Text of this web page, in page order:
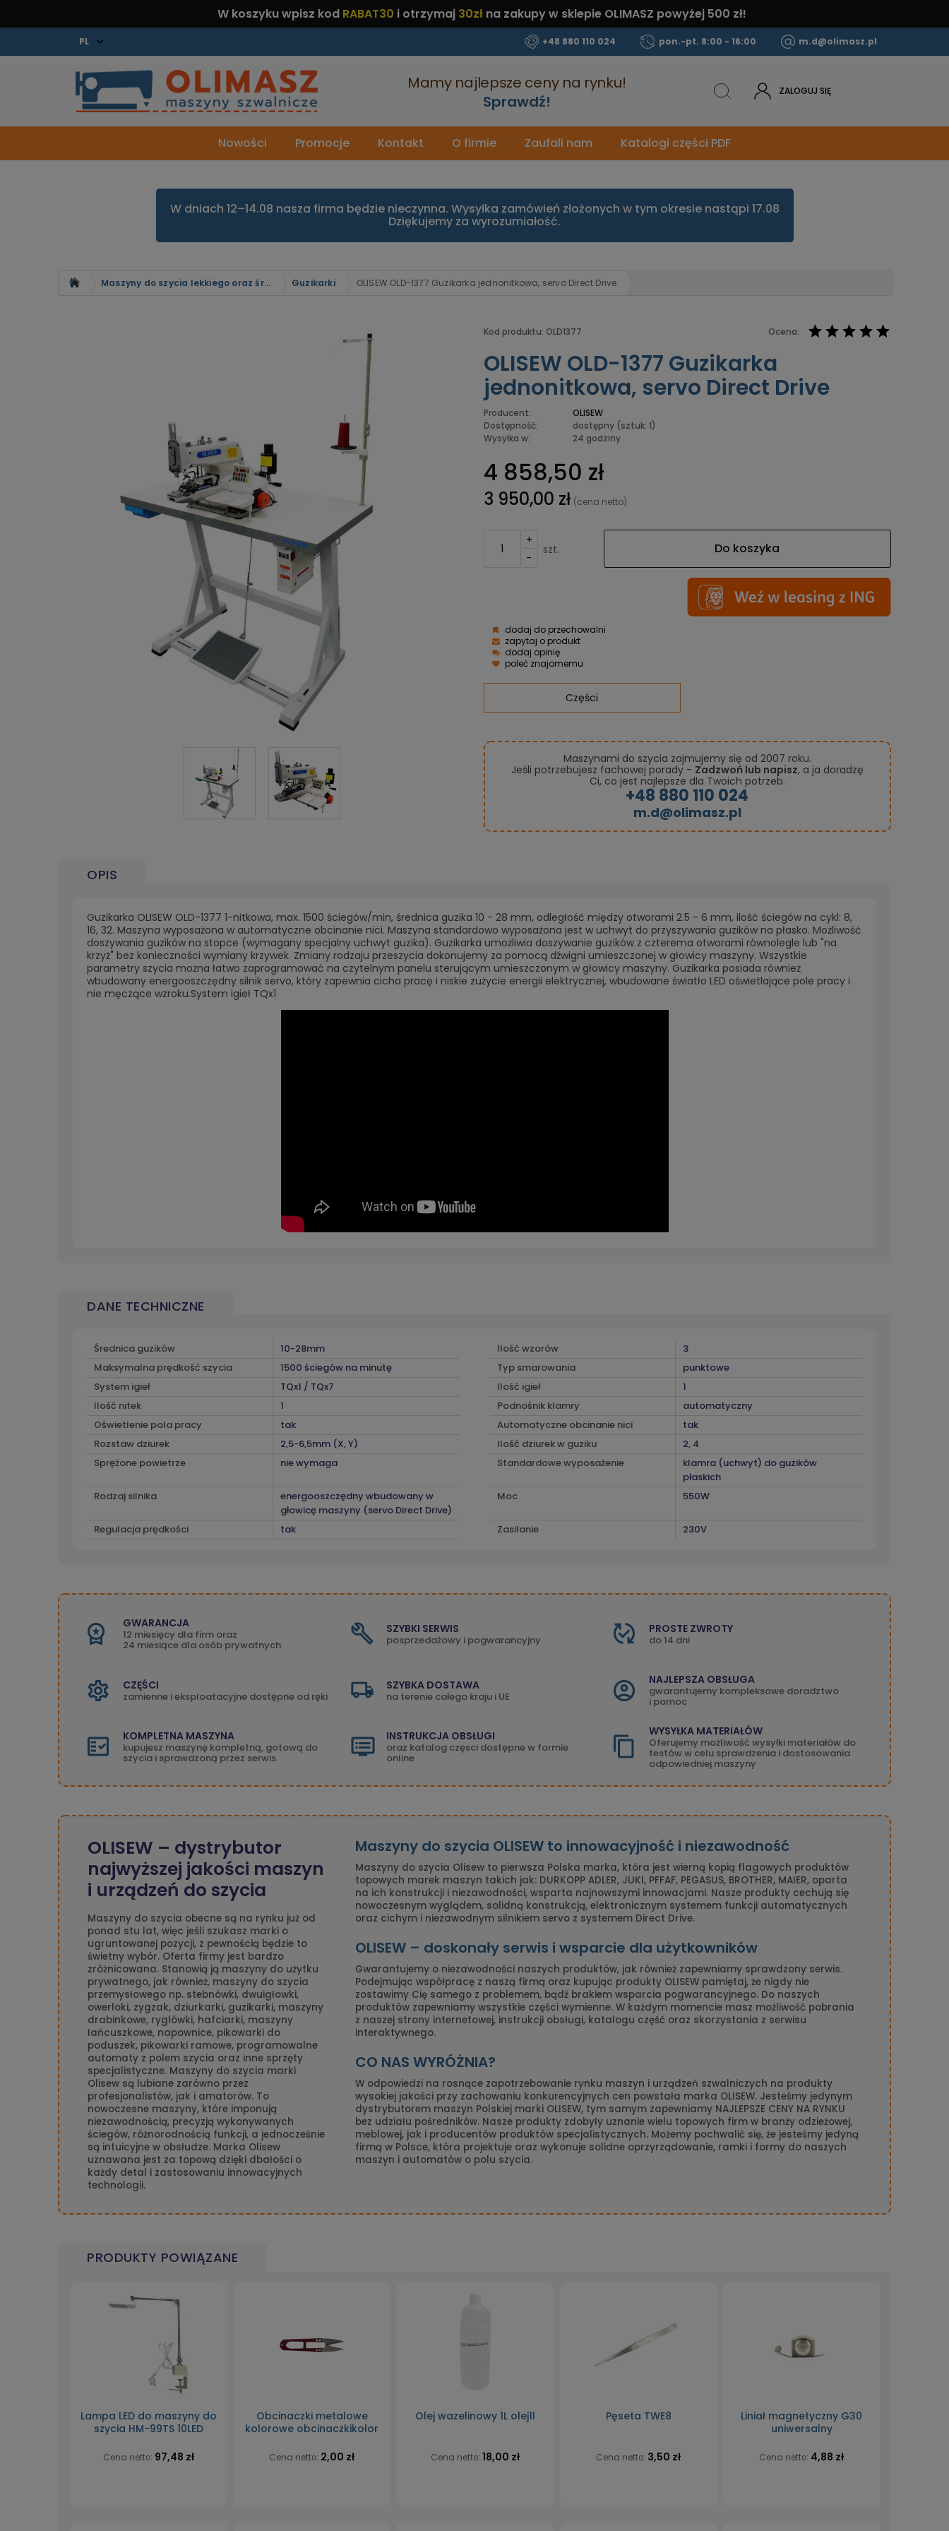
W koszyku wpisz kod RABAT30 i otrzymaj 30złna zakupy w sklepie OLIMASZ powyżej 500 zł!
+48 880 110 024 pon.-pt. 8:00 - 16:00 m.d@olimasz.pl
Mamy najlepsze ceny na rynku!
Sprawdź! ZALOGUJ SIĘ
Nowości Promocje Kontakt O firmie Zaufali nam Katalogi części PDF
W dniach 12–14.08 nasza firma będzie nieczynna. Wysyłka zamówień złożonych w tym okresie nastąpi 17.08
Dziękujemy za wyrozumiałość.
Strona główna Maszyny do szycia lekkiego oraz średniego Guzikarki OLISEW OLD-1377 Guzikarka jednonitkowa, servo Direct Drive
Ocena:
Kod produktu: OLD1377
OLISEW OLD-1377 Guzikarka
jednonitkowa, servo Direct Drive
Producent:
OLISEW
Dostępność:
dostępny (sztuk: 1)
Wysyłka w:
24 godziny
4 858,50 zł
3 950,00 zł (cena netto)
+
-
szt. Do koszyka
dodaj do przechowalni
zapytaj o produkt
dodaj opinię
poleć znajomemu
Części
Maszynami do szycia zajmujemy się od 2007 roku.
Jeśli potrzebujesz fachowej porady - Zadzwoń lub napisz, a ja doradzę
Ci, co jest najlepsze dla Twoich potrzeb.
+48 880 110 024
m.d@olimasz.pl
OPIS
Guzikarka OLISEW OLD-1377 1-nitkowa, max. 1500 ściegów/min, średnica guzika 10 - 28 mm, odległość między otworami 2.5 - 6 mm, ilość ściegów na cykl: 8,
16, 32. Maszyna wyposażona w automatyczne obcinanie nici. Maszyna standardowo wyposażona jest w uchwyt do przyszywania guzików na płasko. Możliwość
doszywania guzików na stopce (wymagany specjalny uchwyt guzika). Guzikarka umożliwia doszywanie guzików z czterema otworami równolegle lub "na
krzyż" bez konieczności wymiany krzywek. Zmiany rodzaju przeszycia dokonujemy za pomocą dźwigni umieszczonej w głowicy maszyny. Wszystkie
parametry szycia można łatwo zaprogramować na czytelnym panelu sterującym umieszczonym w głowicy maszyny. Guzikarka posiada również
wbudowany energooszczędny silnik servo, który zapewnia cicha pracę i niskie zużycie energii elektrycznej, wbudowane światło LED oświetlające pole pracy i
nie męczące wzroku.System igieł TQx1
DANE TECHNICZNE
Średnica guzików 10-28mm Ilość wzorów
3
Maksymalna prędkość szycia
1500 ściegów na minutę Typ smarowania
punktowe
System igieł
TQx1 / TQx7 Ilość igieł
1
Ilość nitek
1 Podnośnik klamry
automatyczny
Oświetlenie pola pracy
tak Automatyczne obcinanie nici
tak
Rozstaw dziurek
2,5-6,5mm (X, Y) Ilość dziurek w guziku
2, 4
Sprężone powietrze
nie wymaga Standardowe wyposażenie
klamra (uchwyt) do guzików
płaskich
Rodzaj silnika
energooszczędny wbudowany w
głowicę maszyny (servo Direct Drive)
Moc 550W
Regulacja prędkości tak Zasilanie 230V
GWARANCJA
12 miesięcy dla firm oraz
24 miesiące dla osób prywatnych
SZYBKI SERWIS
posprzedażowy i pogwarancyjny
PROSTE ZWROTY
do 14 dni
CZĘŚCI
zamienne i eksploatacyjne dostępne od ręki
SZYBKA DOSTAWA
na terenie całego kraju i UE
NAJLEPSZA OBSŁUGA
gwarantujemy kompleksowe doradztwo
i pomoc
KOMPLETNA MASZYNA
kupujesz maszynę kompletną, gotową do
szycia i sprawdzoną przez serwis
INSTRUKCJA OBSŁUGI
oraz katalog częsci dostępne w formie
online
WYSYŁKA MATERIAŁÓW
Oferujemy możliwość wysyłki materiałów do
testów w celu sprawdzenia i dostosowania
odpowiedniej maszyny
OLISEW – dystrybutor
najwyższej jakości maszyn
i urządzeń do szycia
Maszyny do szycia obecne są na rynku już od
ponad stu lat, więc jeśli szukasz marki o
ugruntowanej pozycji, z pewnością będzie to
świetny wybór. Oferta firmy jest bardzo
zróżnicowana. Stanowią ją maszyny do użytku
prywatnego, jak również, maszyny do szycia
przemysłowego np. stebnówki, dwuigłowki,
owerloki, zygzak, dziurkarki, guzikarki, maszyny
drabinkowe, ryglówki, hafciarki, maszyny
łańcuszkowe, napownice, pikowarki do
poduszek, pikowarki ramowe, programowalne
automaty z polem szycia oraz inne sprzęty
specjalistyczne. Maszyny do szycia marki
Olisew są lubiane zarówno przez
profesjonalistów, jak i amatorów. To
nowoczesne maszyny, które imponują
niezawodnością, precyzją wykonywanych
ściegów, różnorodnością funkcji, a jednocześnie
są intuicyjne w obsłudze. Marka Olisew
uznawana jest za topową dzięki dbałości o
każdy detal i zastosowaniu innowacyjnych
technologii.
Maszyny do szycia OLISEW to innowacyjność i niezawodność
Maszyny do szycia Olisew to pierwsza Polska marka, która jest wierną kopią flagowych produktów
topowych marek maszyn takich jak: DURKOPP ADLER, JUKI, PFFAF, PEGASUS, BROTHER, MAIER, oparta
na ich konstrukcji i niezawodności, wsparta najnowszymi innowacjami. Nasze produkty cechują się
nowoczesnym wyglądem, solidną konstrukcją, elektronicznym systemem funkcji automatycznych
oraz cichym i niezawodnym silnikiem servo z systemem Direct Drive.
OLISEW – doskonały serwis i wsparcie dla użytkowników
Gwarantujemy o niezawodności naszych produktów, jak również zapewniamy sprawdzony serwis.
Podejmując współpracę z naszą firmą oraz kupując produkty OLISEW pamiętaj, że nigdy nie
zostawimy Cię samego z problemem, bądź brakiem wsparcia pogwarancyjnego. Do naszych
produktów zapewniamy wszystkie części wymienne. W każdym momencie masz możliwość pobrania
z naszej strony internetowej, instrukcji obsługi, katalogu część oraz skorzystania z serwisu
interaktywnego.
CO NAS WYRÓŻNIA?
W odpowiedzi na rosnące zapotrzebowanie rynku maszyn i urządzeń szwalniczych na produkty
wysokiej jakości przy zachowaniu konkurencyjnych cen powstała marka OLISEW. Jesteśmy jedynym
dystrybutorem maszyn Polskiej marki OLISEW, tym samym zapewniamy NAJLEPSZE CENY NA RYNKU
bez udziału pośredników. Nasze produkty zdobyły uznanie wielu topowych firm w branży odzieżowej,
meblowej, jak i producentów produktów specjalistycznych. Możemy pochwalić się, że jesteśmy jedyną
firmą w Polsce, która projektuje oraz wykonuje solidne oprzyrządowanie, ramki i formy do naszych
maszyn i automatów o polu szycia.
PRODUKTY POWIĄZANE
Lampa LED do maszyny do
szycia HM-99TS 10LED
Cena netto: 97,48 zł
Obcinaczki metalowe
kolorowe obcinaczkikolor
Cena netto: 2,00 zł
Olej wazelinowy 1L olej1l
Cena netto: 18,00 zł
Pęseta TWE8
Cena netto: 3,50 zł
Liniał magnetyczny G30
uniwersalny
Cena netto: 4,88 zł